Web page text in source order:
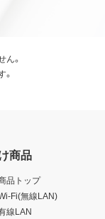
。
商品
品トップ
Fi(無線LAN)
線LAN